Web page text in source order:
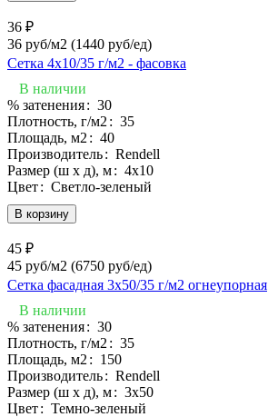
36 ₽
36 руб/м2 (1440 руб/eд)
Сетка 4х10/35 г/м2 - фасовка
В наличии
В корзину
% затенения: 30
Плотность, г/м2: 35
Площадь, м2: 40
Производитель: Rendell
Размер (ш х д), м: 4х10
Цвет: Светло-зеленый
45 ₽
45 руб/м2 (6750 руб/eд)
Сетка фасадная 3х50/35 г/м2 огнеупорная
В наличии
% затенения: 30
Плотность, г/м2: 35
Площадь, м2: 150
Производитель: Rendell
Размер (ш х д), м: 3х50
Цвет: Темно-зеленый